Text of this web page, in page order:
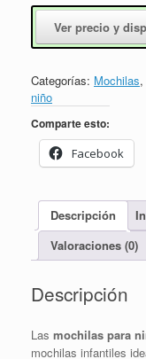
Ver precio y
Categorías: Mochilas,
niño
Comparte esto:
Facebook
Descripción
Valoraciones (0)
Descripción
Las mochilas para
mochilas infantiles